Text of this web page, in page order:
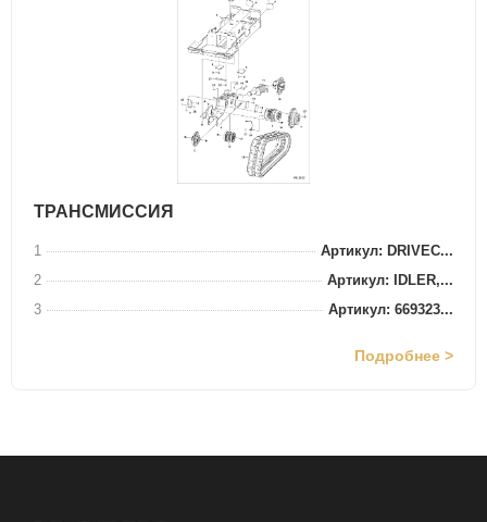
ТРАНСМИССИЯ
1
Артикул: DRIVEC...
2
Артикул: IDLER,...
3
Артикул: 669323...
Подробнее >